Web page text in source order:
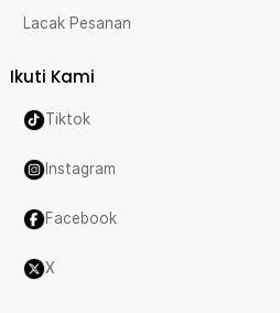
Lacak Pesanan
Ikuti Kami
Tiktok
Instagram
Facebook
X